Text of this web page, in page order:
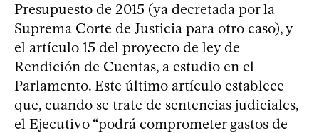
Presupuesto de 2015 (ya decretada por la
Suprema Corte de Justicia para otro caso), y
el artículo 15 del proyecto de ley de
Rendición de Cuentas, a estudio en el
Parlamento. Este último artículo establece
que, cuando se trate de sentencias judiciales,
el Ejecutivo “podrá comprometer gastos de